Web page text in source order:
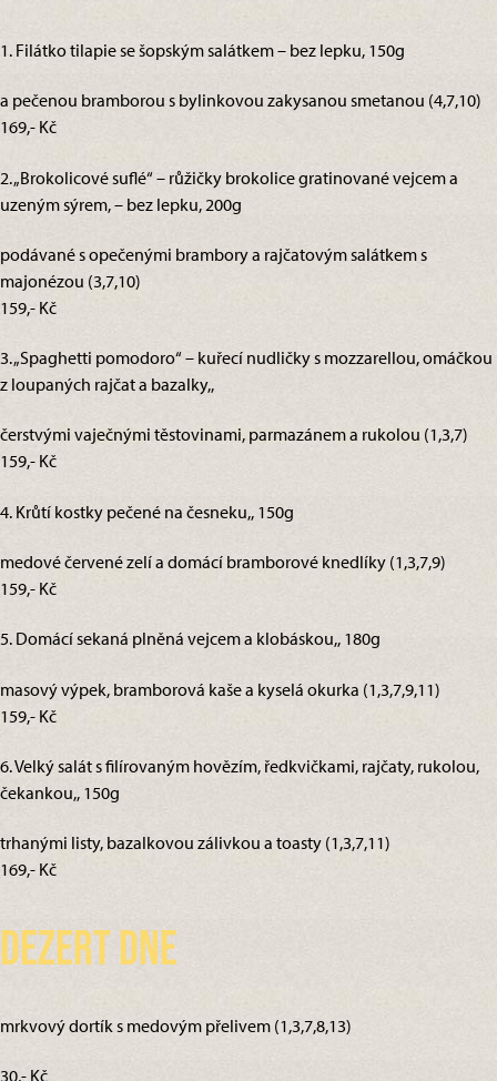
1. Filátko tilapie se šopským salátkem – bez lepku, 150g
a pečenou bramborou s bylinkovou zakysanou smetanou (4,7,10)
169,- Kč
2. „Brokolicové suflé“ – růžičky brokolice gratinované vejcem a
uzeným sýrem, – bez lepku, 200g
podávané s opečenými brambory a rajčatovým salátkem s
majonézou (3,7,10)
159,- Kč
3. „Spaghetti pomodoro“ – kuřecí nudličky s mozzarellou, omáčkou
z loupaných rajčat a bazalky,,
čerstvými vaječnými těstovinami, parmazánem a rukolou (1,3,7)
159,- Kč
4. Krůtí kostky pečené na česneku,, 150g
medové červené zelí a domácí bramborové knedlíky (1,3,7,9)
159,- Kč
5. Domácí sekaná plněná vejcem a klobáskou,, 180g
masový výpek, bramborová kaše a kyselá okurka (1,3,7,9,11)
159,- Kč
6. Velký salát s filírovaným hovězím, ředkvičkami, rajčaty, rukolou,
čekankou,, 150g
trhanými listy, bazalkovou zálivkou a toasty (1,3,7,11)
169,- Kč
Dezert dne
mrkvový dortík s medovým přelivem (1,3,7,8,13)
30,- Kč